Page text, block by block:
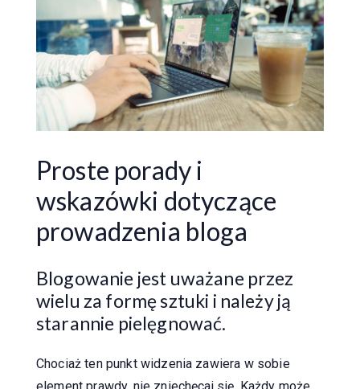
Proste porady i
wskazówki dotyczące
prowadzenia bloga
Blogowanie jest uważane przez
wielu za formę sztuki i należy ją
starannie pielęgnować.
Chociaż ten punkt widzenia zawiera w sobie
element prawdy, nie zniechęcaj się. Każdy może